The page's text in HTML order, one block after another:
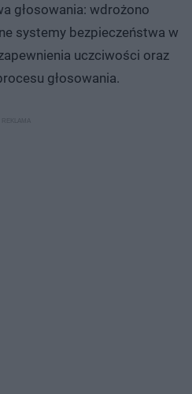
głosowania: wdrożono
systemy bezpieczeństwa w
uczciwości oraz
głosowania.